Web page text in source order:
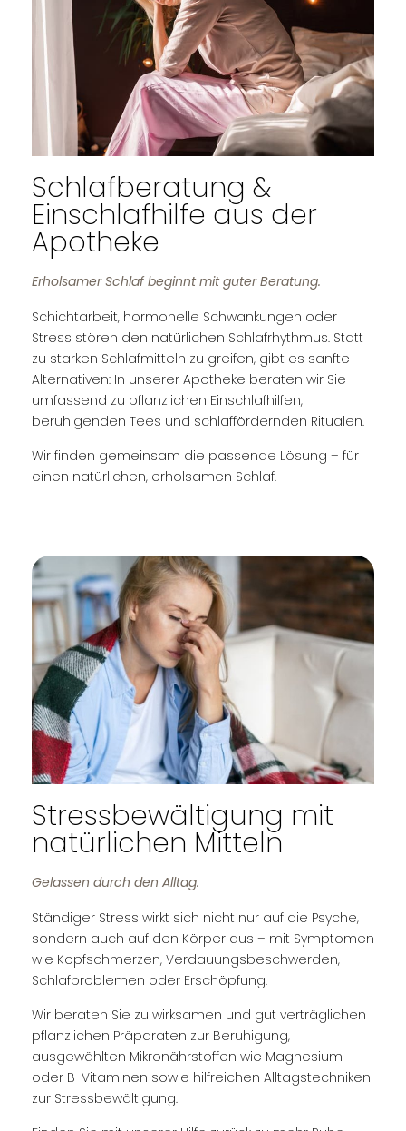
Schlafberatung &
Einschlafhilfe aus der
Apotheke
Erholsamer Schlaf beginnt mit guter Beratung.
Schichtarbeit, hormonelle Schwankungen oder
Stress stören den natürlichen Schlafrhythmus. Statt
zu starken Schlafmitteln zu greifen, gibt es sanfte
Alternativen: In unserer Apotheke beraten wir Sie
umfassend zu pflanzlichen Einschlafhilfen,
beruhigenden Tees und schlaffördernden Ritualen.
Wir finden gemeinsam die passende Lösung – für
einen natürlichen, erholsamen Schlaf.
Stressbewältigung mit
natürlichen Mitteln
Gelassen durch den Alltag.
Ständiger Stress wirkt sich nicht nur auf die Psyche,
sondern auch auf den Körper aus – mit Symptomen
wie Kopfschmerzen, Verdauungsbeschwerden,
Schlafproblemen oder Erschöpfung.
Wir beraten Sie zu wirksamen und gut verträglichen
pflanzlichen Präparaten zur Beruhigung,
ausgewählten Mikronährstoffen wie Magnesium
oder B-Vitaminen sowie hilfreichen Alltagstechniken
zur Stressbewältigung.